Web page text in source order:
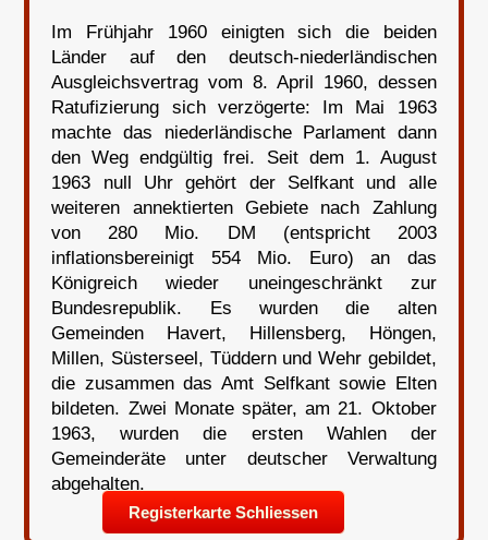
Im Frühjahr 1960 einigten sich die beiden
Länder auf den deutsch-niederländischen
Ausgleichsvertrag vom 8. April 1960, dessen
Ratufizierung sich verzögerte: Im Mai 1963
machte das niederländische Parlament dann
den Weg endgültig frei. Seit dem 1. August
1963 null Uhr gehört der Selfkant und alle
weiteren annektierten Gebiete nach Zahlung
von 280 Mio. DM (entspricht 2003
inflationsbereinigt 554 Mio. Euro) an das
Königreich wieder uneingeschränkt zur
Bundesrepublik. Es wurden die alten
Gemeinden Havert, Hillensberg, Höngen,
Millen, Süsterseel, Tüddern und Wehr gebildet,
die zusammen das Amt Selfkant sowie Elten
bildeten. Zwei Monate später, am 21. Oktober
1963, wurden die ersten Wahlen der
Gemeinderäte unter deutscher Verwaltung
abgehalten.
Registerkarte Schliessen